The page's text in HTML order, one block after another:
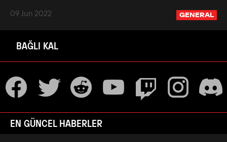
09 Jun 2022
GENERAL
BAĞLI KAL
EN GÜNCEL HABERLER